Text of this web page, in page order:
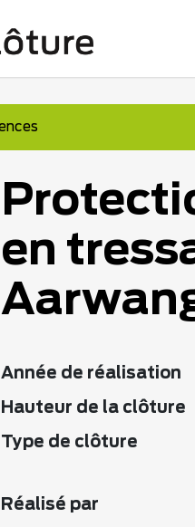
en
Année de réalisation
Hauteur de la clôture
Type de clôture
Réalisé par